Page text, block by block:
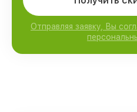
Отправляя заявку, Вы